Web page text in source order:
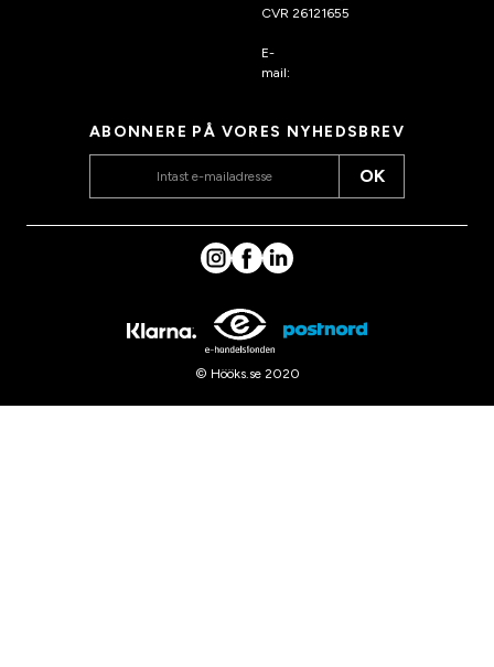
CVR 26121655
E-
mail:
ABONNERE PÅ VORES NYHEDSBREV
OK
© Hööks.se 2020